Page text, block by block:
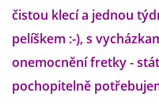
O FRETCE
čistou klecí a jednou
pelíškem :-), s
onemocnění fretky -
pochopitelně